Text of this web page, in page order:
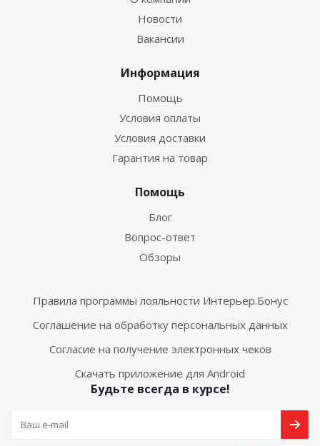
Новости
Вакансии
Информация
Помощь
Условия оплаты
Условия доставки
Гарантия на товар
Помощь
Блог
Вопрос-ответ
Обзоры
Правила программы лояльности Интерьер.Бонус
Соглашение на обработку персональных данных
Согласие на получение электронных чеков
Скачать приложение для Android
Будьте всегда в курсе!